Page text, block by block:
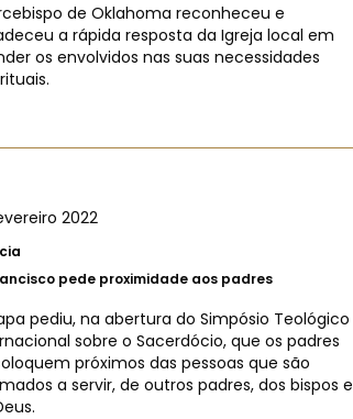
de Oklahoma reconheceu e
a rápida resposta da Igreja local em
os envolvidos nas suas necessidades
2022
pede proximidade aos padres
pediu, na abertura do Simpósio Teológico
sobre o Sacerdócio, que os padres
próximos das pessoas que são
a servir, de outros padres, dos bispos e